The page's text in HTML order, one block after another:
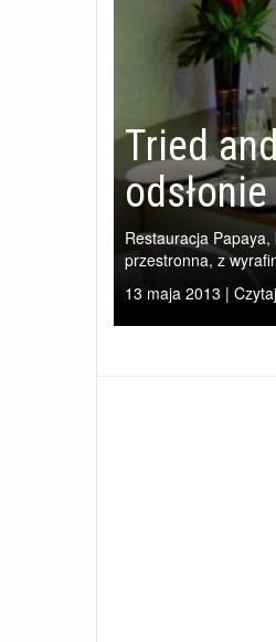
Tried
odsłonie
Restauracja
przestronna, z
13 maja 2013 |